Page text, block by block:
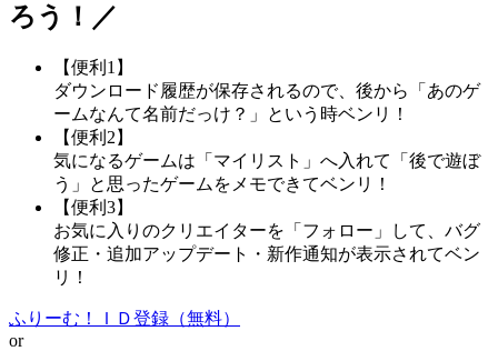
ろう！／
【便利1】
ダウンロード履歴が保存されるので、後から「あのゲ
ームなんて名前だっけ？」という時ベンリ！
【便利2】
気になるゲームは「マイリスト」へ入れて「後で遊ぼ
う」と思ったゲームをメモできてベンリ！
【便利3】
お気に入りのクリエイターを「フォロー」して、バグ
修正・追加アップデート・新作通知が表示されてベン
リ！
ふりーむ！ＩＤ登録（無料）
or